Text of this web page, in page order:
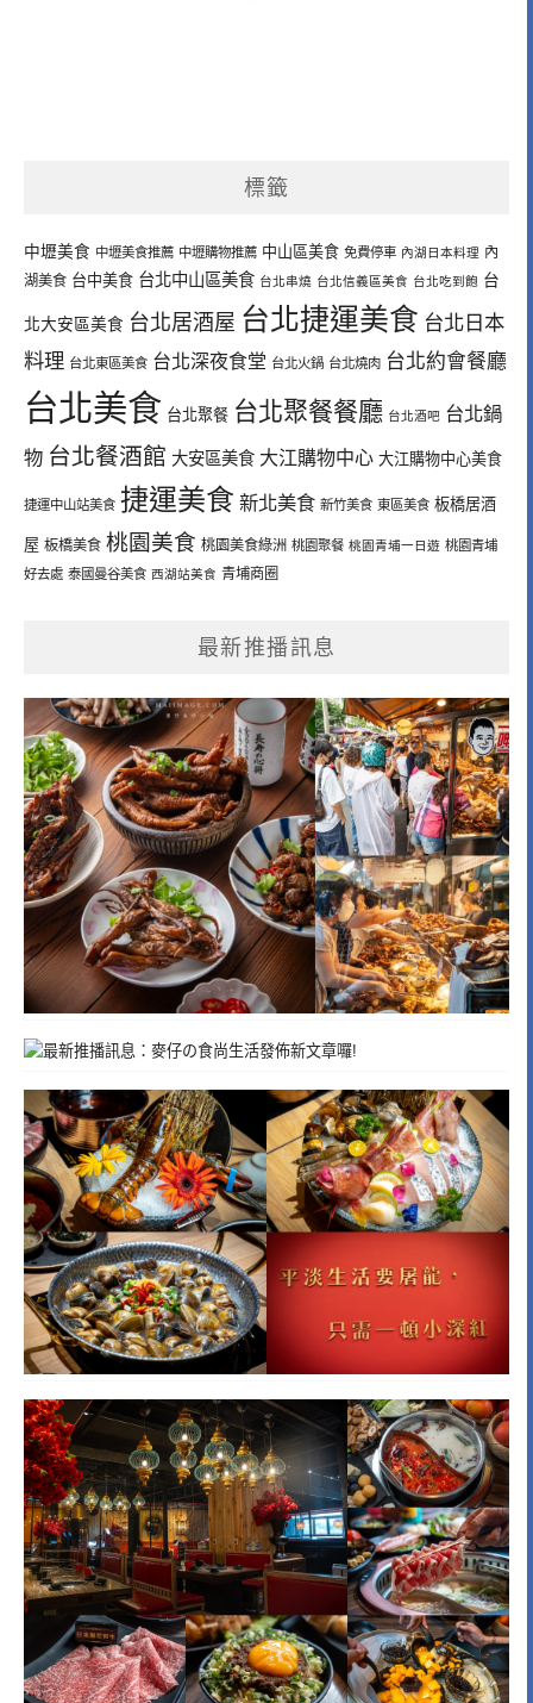
標籤
中壢美食 中壢美食推薦 中壢購物推薦 中山區美食 免費停車 內湖日本料理 內
湖美食 台中美食 台北中山區美食 台北串燒 台北信義區美食 台北吃到飽 台
北大安區美食 台北居酒屋 台北捷運美食 台北日本
料理 台北東區美食 台北深夜食堂 台北火鍋 台北燒肉 台北約會餐廳
台北美食 台北聚餐 台北聚餐餐廳 台北酒吧 台北鍋
物 台北餐酒館 大安區美食 大江購物中心 大江購物中心美食
捷運中山站美食 捷運美食 新北美食 新竹美食 東區美食 板橋居酒
屋 板橋美食 桃園美食 桃園美食綠洲 桃園聚餐 桃園青埔一日遊 桃園青埔
好去處 泰國曼谷美食 西湖站美食 青埔商圈
最新推播訊息